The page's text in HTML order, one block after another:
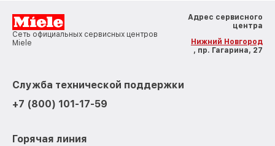
Сеть официальных сервисных центров
Miele
Адрес сервисного
центра
Нижний Новгород
, пр. Гагарина, 27
Служба технической поддержки
+7 (800) 101-17-59
Горячая линия